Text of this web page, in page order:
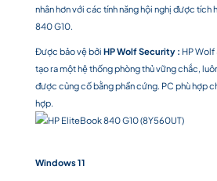
nhân hơn với các tính năng hội nghị được tích
840 G10.
Được bảo vệ bởi HP Wolf Security : HP
tạo ra một hệ thống phòng thủ vững chắc,
được củng cố bằng phần cứng. PC phù hợp
hợp.
Windows 11